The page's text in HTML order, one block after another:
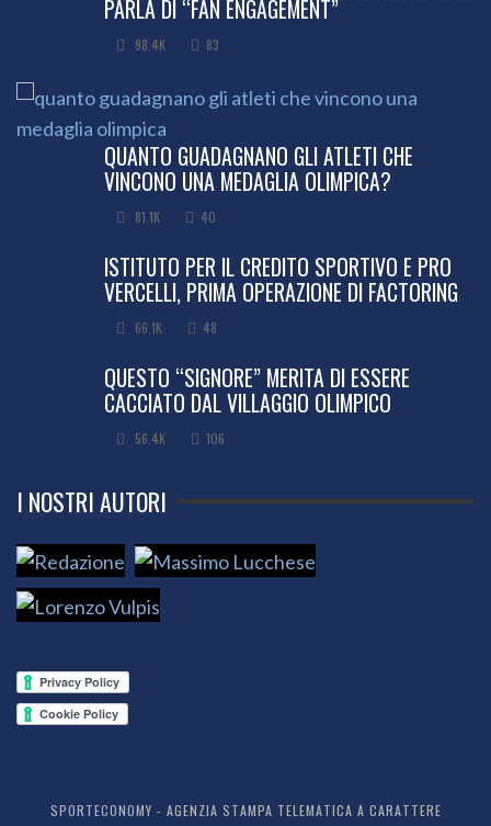
PARLA DI “FAN ENGAGEMENT”
98.4K 83
QUANTO GUADAGNANO GLI ATLETI CHE
VINCONO UNA MEDAGLIA OLIMPICA?
81.1K 40
ISTITUTO PER IL CREDITO SPORTIVO E PRO
VERCELLI, PRIMA OPERAZIONE DI FACTORING
66.1K 48
QUESTO “SIGNORE” MERITA DI ESSERE
CACCIATO DAL VILLAGGIO OLIMPICO
56.4K 106
I NOSTRI AUTORI
SPORTECONOMY - AGENZIA STAMPA TELEMATICA A CARATTERE